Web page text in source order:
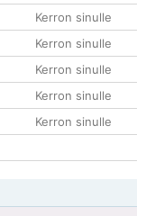
Kerron sinulle
Kerron sinulle
Kerron sinulle
Kerron sinulle
Kerron sinulle